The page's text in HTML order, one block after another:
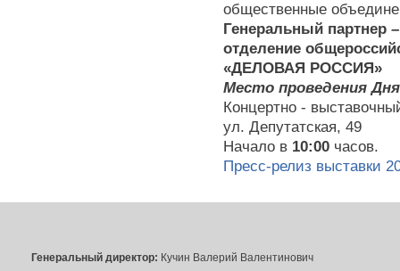
общественные
Генеральный партнер
отделение
«ДЕЛОВАЯ РОССИЯ»
Место проведения
Концертно -
ул. Депутатская, 49
Начало в 10:00 часов.
Пресс-релиз выставки
Генеральный директор: Кучин Валерий Валентинович